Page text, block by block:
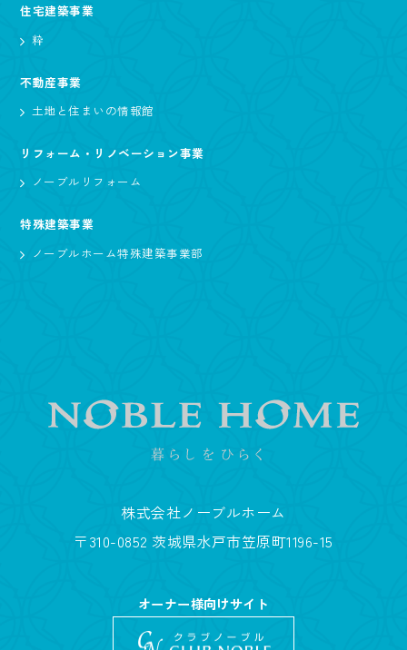
住宅建築事業
粋
不動産事業
土地と住まいの情報館
リフォーム・リノベーション事業
ノーブルリフォーム
特殊建築事業
ノーブルホーム特殊建築事業部
株式会社ノーブルホーム
〒310-0852 茨城県水戸市笠原町1196-15
オーナー様向けサイト